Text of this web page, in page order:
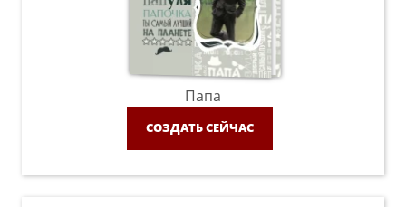
Папа
СОЗДАТЬ СЕЙЧАС